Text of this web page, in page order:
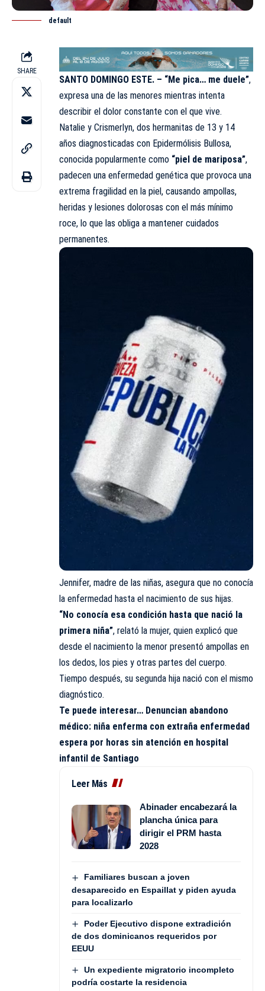
default
SHARE
SANTO DOMINGO ESTE. – “Me pica… me duele”,
expresa una de las menores mientras intenta
describir el dolor constante con el que vive.
Natalie y Crismerlyn, dos hermanitas de 13 y 14
años diagnosticadas con Epidermólisis Bullosa,
conocida popularmente como “piel de mariposa”,
padecen una enfermedad genética que provoca una
extrema fragilidad en la piel, causando ampollas,
heridas y lesiones dolorosas con el más mínimo
roce, lo que las obliga a mantener cuidados
permanentes.
Jennifer, madre de las niñas, asegura que no conocía
la enfermedad hasta el nacimiento de sus hijas.
“No conocía esa condición hasta que nació la
primera niña”, relató la mujer, quien explicó que
desde el nacimiento la menor presentó ampollas en
los dedos, los pies y otras partes del cuerpo.
Tiempo después, su segunda hija nació con el mismo
diagnóstico.
Te puede interesar… Denuncian abandono
médico: niña enferma con extraña enfermedad
espera por horas sin atención en hospital
infantil de Santiago
Leer Más
Abinader encabezará la
plancha única para
dirigir el PRM hasta
2028
Familiares buscan a joven
desaparecido en Espaillat y piden ayuda
para localizarlo
Poder Ejecutivo dispone extradición
de dos dominicanos requeridos por
EEUU
Un expediente migratorio incompleto
podría costarte la residencia